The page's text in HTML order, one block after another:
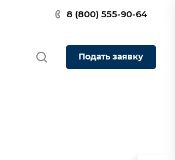
8 (800) 555-90-64
Подать заявку